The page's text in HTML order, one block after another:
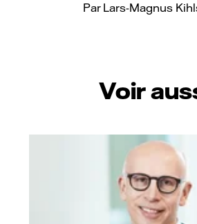
Par Lars-Magnus
Voir